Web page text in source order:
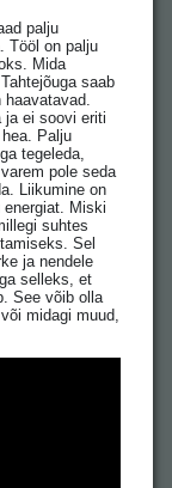
palju
Tööl on palju
Mida
saab
ja ei soovi eriti
Palju
tegeleda,
pole seda
Liikumine on
Miski
suhtes
Sel
ja nendele
selleks, et
See võib olla
midagi muud,